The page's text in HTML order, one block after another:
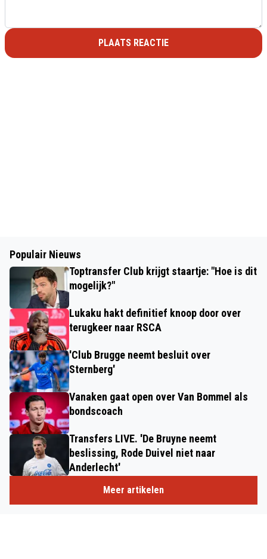
PLAATS REACTIE
Populair Nieuws
Toptransfer Club krijgt staartje: "Hoe is dit
mogelijk?"
Lukaku hakt definitief knoop door over
terugkeer naar RSCA
'Club Brugge neemt besluit over
Sternberg'
Vanaken gaat open over Van Bommel als
bondscoach
Transfers LIVE. 'De Bruyne neemt
beslissing, Rode Duivel niet naar
Anderlecht'
Meer artikelen